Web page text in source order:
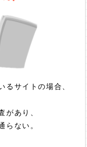
るサイトの場合、
があり、
らない。